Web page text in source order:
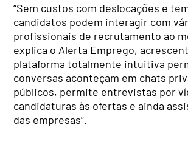
“Sem custos com deslocações e
candidatos podem interagir com
profissionais de recrutamento ao
explica o Alerta Emprego,
plataforma totalmente intuitiva
conversas aconteçam em chats
públicos, permite entrevistas por
candidaturas às ofertas e ainda
das empresas”.